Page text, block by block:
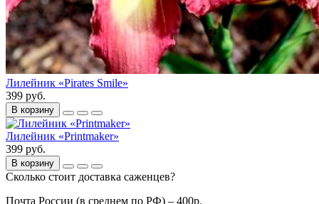
Лилейник «Pirates Smile»
399 руб.
В корзину
Лилейник «Printmaker»
399 руб.
В корзину
Сколько стоит доставка саженцев?
Почта России (в среднем по РФ) – 400р.